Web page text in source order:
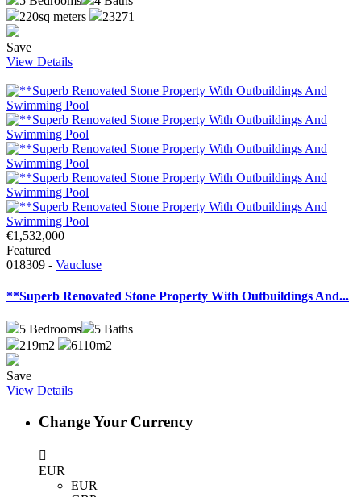
220sq meters
23271
Save
View Details
€1,532,000
Featured
018309 - Vaucluse
**Superb Renovated Stone Property With Outbuildings And...
5 Bedrooms 5 Baths
219m2
6110m2
Save
View Details
Change Your Currency
EUR
EUR